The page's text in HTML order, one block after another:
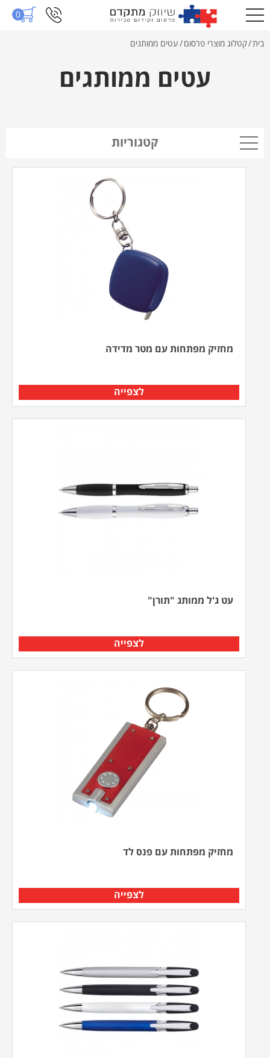
0
בית/קטלוג מוצרי פרסום/עטים ממותגים
עטים ממותגים
קטגוריות
מחזיק מפתחות עם מטר מדידה
לצפייה
עט ג'ל ממותג "תורן"
לצפייה
מחזיק מפתחות עם פנס לד
לצפייה